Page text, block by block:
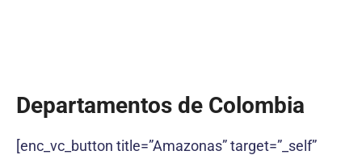
Departamentos de Colombia
[enc_vc_button title=”Amazonas” target=”_self”